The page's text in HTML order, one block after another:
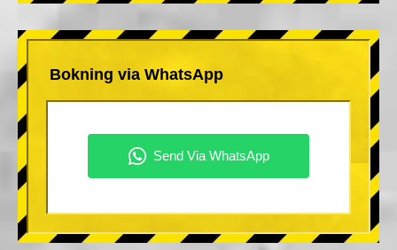
Bokning via WhatsApp